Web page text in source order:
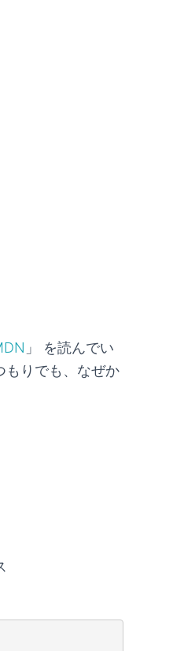
」 を読んでい
もりでも、なぜか